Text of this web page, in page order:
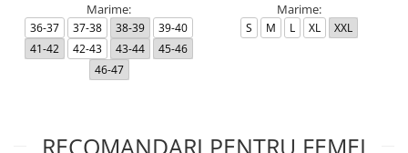
Marime:
36-37 37-38 38-39
39-40
41-42
42-43 43-44
45-46
46-47
Marime:
S M L XL XXL
RECOMANDARI PENTRU FEMEI